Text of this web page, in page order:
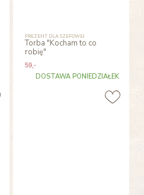
PREZENT DLA SZEFOWEJ
Torba "Kocham to co
robię"
59 ,-
DOSTAWA PONIEDZIAŁEK